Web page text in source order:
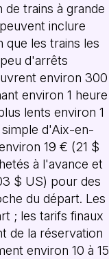
trains à grande
inclure
que les trains les
d'arrêts
environ 300
environ 1 heure
lents environ 1
d'Aix-en-
19 € (21 $
à l'avance et
$ US) pour des
du départ. Les
; les tarifs finaux
de la réservation
environ 10 à 15